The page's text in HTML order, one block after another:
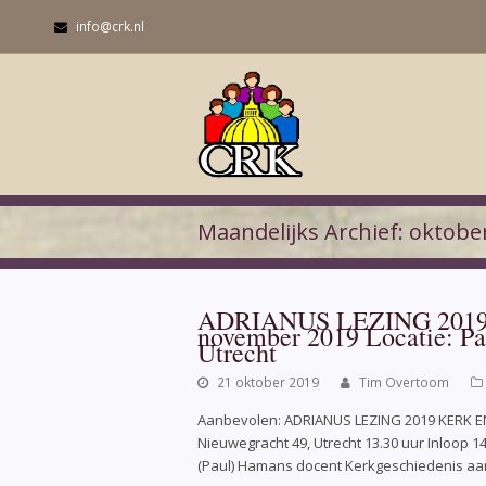
info@crk.nl
Maandelijks Archief:
ADRIANUS LEZING
november 2019 Locatie:
Utrecht
21 oktober 2019 Tim Overtoom
Aanbevolen: ADRIANUS LEZING 2019
Nieuwegracht 49, Utrecht 13.30 uur Inloop
(Paul) Hamans docent Kerkgeschiedenis